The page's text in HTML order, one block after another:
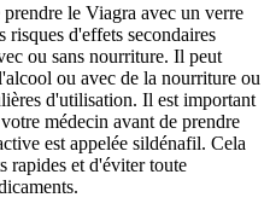
le Viagra avec un verre
d'effets secondaires
ou sans nourriture. Il peut
ou avec de la nourriture ou
d'utilisation. Il est important
médecin avant de prendre
est appelée sildénafil. Cela
rapides et d'éviter toute